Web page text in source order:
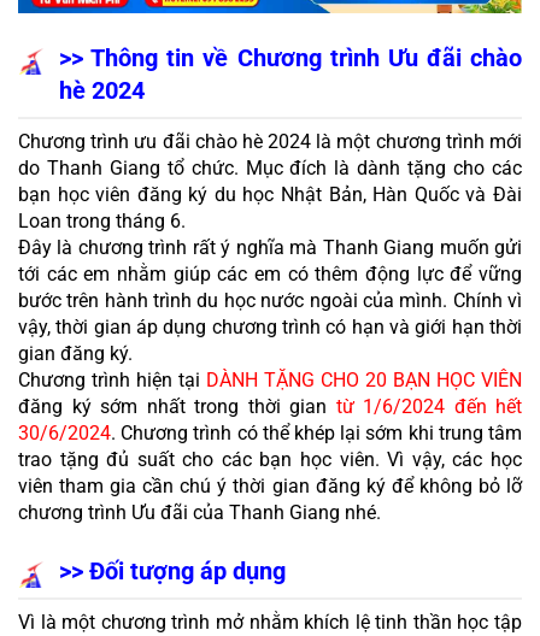
>> Thông tin về Chương trình Ưu đãi chào
hè 2024
Chương trình ưu đãi chào hè 2024 là một chương trình mới
do Thanh Giang tổ chức. Mục đích là dành tặng cho các
bạn học viên đăng ký du học Nhật Bản, Hàn Quốc và Đài
Loan trong tháng 6.
Đây là chương trình rất ý nghĩa mà Thanh Giang muốn gửi
tới các em nhằm giúp các em có thêm động lực để vững
bước trên hành trình du học nước ngoài của mình. Chính vì
vậy, thời gian áp dụng chương trình có hạn và giới hạn thời
gian đăng ký.
Chương trình hiện tại DÀNH TẶNG CHO 20 BẠN HỌC VIÊN
đăng ký sớm nhất trong thời gian từ 1/6/2024 đến hết
30/6/2024. Chương trình có thể khép lại sớm khi trung tâm
trao tặng đủ suất cho các bạn học viên. Vì vậy, các học
viên tham gia cần chú ý thời gian đăng ký để không bỏ lỡ
chương trình Ưu đãi của Thanh Giang nhé.
>> Đối tượng áp dụng
Vì là một chương trình mở nhằm khích lệ tinh thần học tập